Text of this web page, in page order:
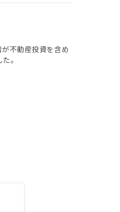
不動産投資を含め
。